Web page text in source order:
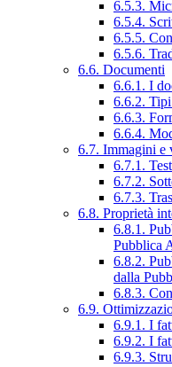
6.5.3.
6.5.4.
6.5.5.
6.5.6.
6.6. Documenti
6.6.1. I
6.6.2.
6.6.3.
6.6.4.
6.7. Immagini e
6.7.1.
6.7.2.
6.7.3.
6.8. Proprietà
6.8.1.
Pubblica
6.8.2.
dalla
6.8.3.
6.9.
6.9.1. I
6.9.2. I
6.9.3.